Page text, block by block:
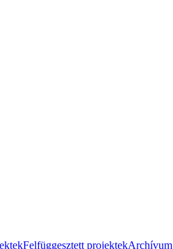
Felfüggesztett projektekArchívum